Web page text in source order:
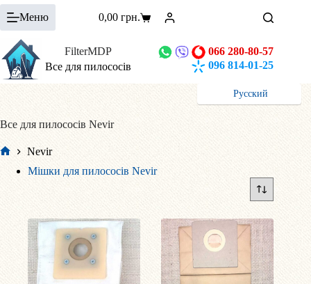
Перейти
до
вмісту
Меню Кошик
0,00грн.
FilterMDP
Все для пилососів
066 280-80-57
096 814-01-25
Русский
Все для пилососів Nevir
Головна
Nevir
Мішки для пилососів Nevir